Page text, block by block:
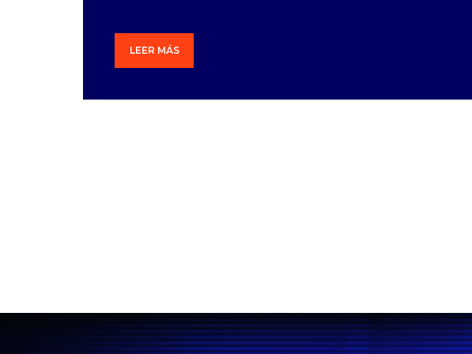
LEER MÁS